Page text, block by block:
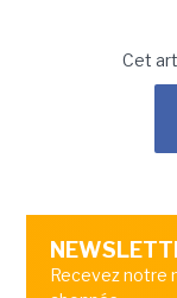
Cet
Recevez notre